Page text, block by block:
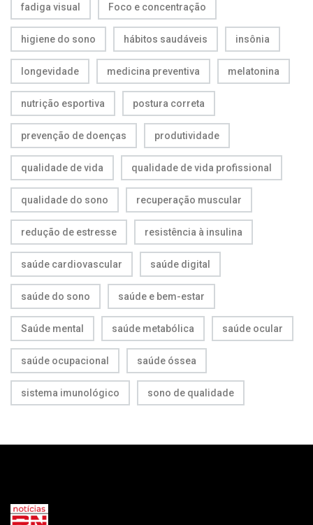
fadiga visual Foco e concentração
higiene do sono hábitos saudáveis insônia
longevidade medicina preventiva melatonina
nutrição esportiva postura correta
prevenção de doenças produtividade
qualidade de vida qualidade de vida profissional
qualidade do sono recuperação muscular
redução de estresse resistência à insulina
saúde cardiovascular saúde digital
saúde do sono saúde e bem-estar
Saúde mental saúde metabólica saúde ocular
saúde ocupacional saúde óssea
sistema imunológico sono de qualidade